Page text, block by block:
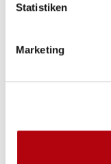
Statistiken
Marketing